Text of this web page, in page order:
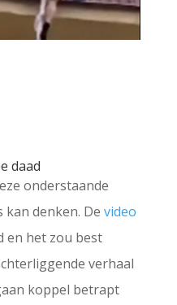
daad
onderstaande
kan denken. De video
en het zou best
verhaal
koppel betrapt